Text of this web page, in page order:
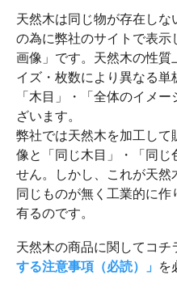
天然木は同じ物が存在し
の為に弊社のサイトで表
画像」です。天然木の性質
イズ・枚数により異なる単
「木目」・「全体のイメ
ざいます。
弊社では天然木を加工し
像と「同じ木目」・「同じ
せん。しかし、これが天然
同じものが無く工業的に
有るのです。
天然木の商品に関してコチ
する注意事項（必読）」 を